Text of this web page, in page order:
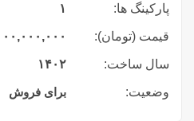
پارکینگ ها: ۱
قیمت (تومان):
سال ساخت: ۱۴۰۲
وضعیت: برای فروش